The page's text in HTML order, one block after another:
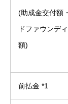
(助成金交付額
ドファウンデ
額)
前払金 *1